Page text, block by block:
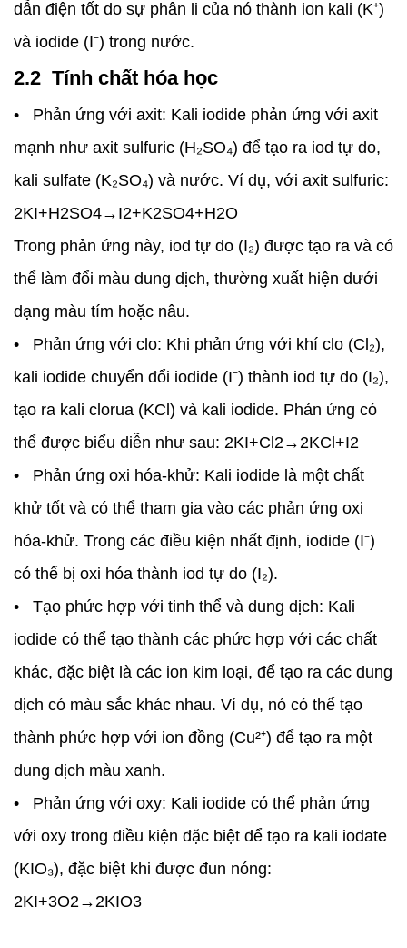
dẫn điện tốt do sự phân li của nó thành ion kali (K⁺)
và iodide (I⁻) trong nước.
2.2 Tính chất hóa học
• Phản ứng với axit: Kali iodide phản ứng với axit
mạnh như axit sulfuric (H₂SO₄) để tạo ra iod tự do,
kali sulfate (K₂SO₄) và nước. Ví dụ, với axit sulfuric:
2KI+H2SO4→I2+K2SO4+H2O
Trong phản ứng này, iod tự do (I₂) được tạo ra và có
thể làm đổi màu dung dịch, thường xuất hiện dưới
dạng màu tím hoặc nâu.
• Phản ứng với clo: Khi phản ứng với khí clo (Cl₂),
kali iodide chuyển đổi iodide (I⁻) thành iod tự do (I₂),
tạo ra kali clorua (KCl) và kali iodide. Phản ứng có
thể được biểu diễn như sau: 2KI+Cl2→2KCl+I2
• Phản ứng oxi hóa-khử: Kali iodide là một chất
khử tốt và có thể tham gia vào các phản ứng oxi
hóa-khử. Trong các điều kiện nhất định, iodide (I⁻)
có thể bị oxi hóa thành iod tự do (I₂).
• Tạo phức hợp với tinh thể và dung dịch: Kali
iodide có thể tạo thành các phức hợp với các chất
khác, đặc biệt là các ion kim loại, để tạo ra các dung
dịch có màu sắc khác nhau. Ví dụ, nó có thể tạo
thành phức hợp với ion đồng (Cu²⁺) để tạo ra một
dung dịch màu xanh.
• Phản ứng với oxy: Kali iodide có thể phản ứng
với oxy trong điều kiện đặc biệt để tạo ra kali iodate
(KIO₃), đặc biệt khi được đun nóng:
2KI+3O2→2KIO3